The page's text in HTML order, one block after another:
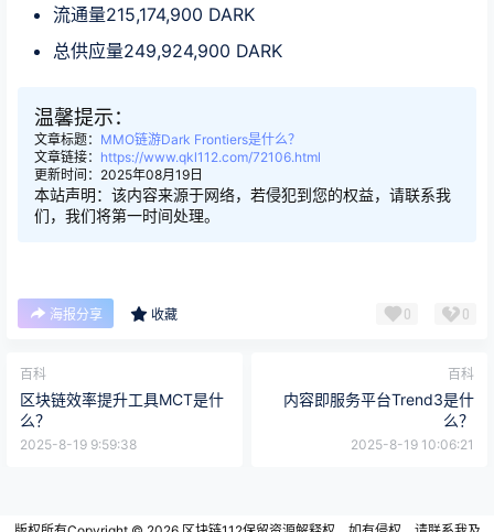
流通量215,174,900 DARK
总供应量249,924,900 DARK
温馨提示：
文章标题： MMO链游Dark Frontiers是什么？
文章链接： https://www.qkl112.com/72106.html
更新时间：2025年08月19日
本站声明：该内容来源于网络，若侵犯到您的权益，请联系我
们，我们将第一时间处理。
海报分享 收藏 0 0
百科
区块链效率提升工具MCT是什
么？
2025-8-19 9:59:38
百科
内容即服务平台Trend3是什
么？
2025-8-19 10:06:21